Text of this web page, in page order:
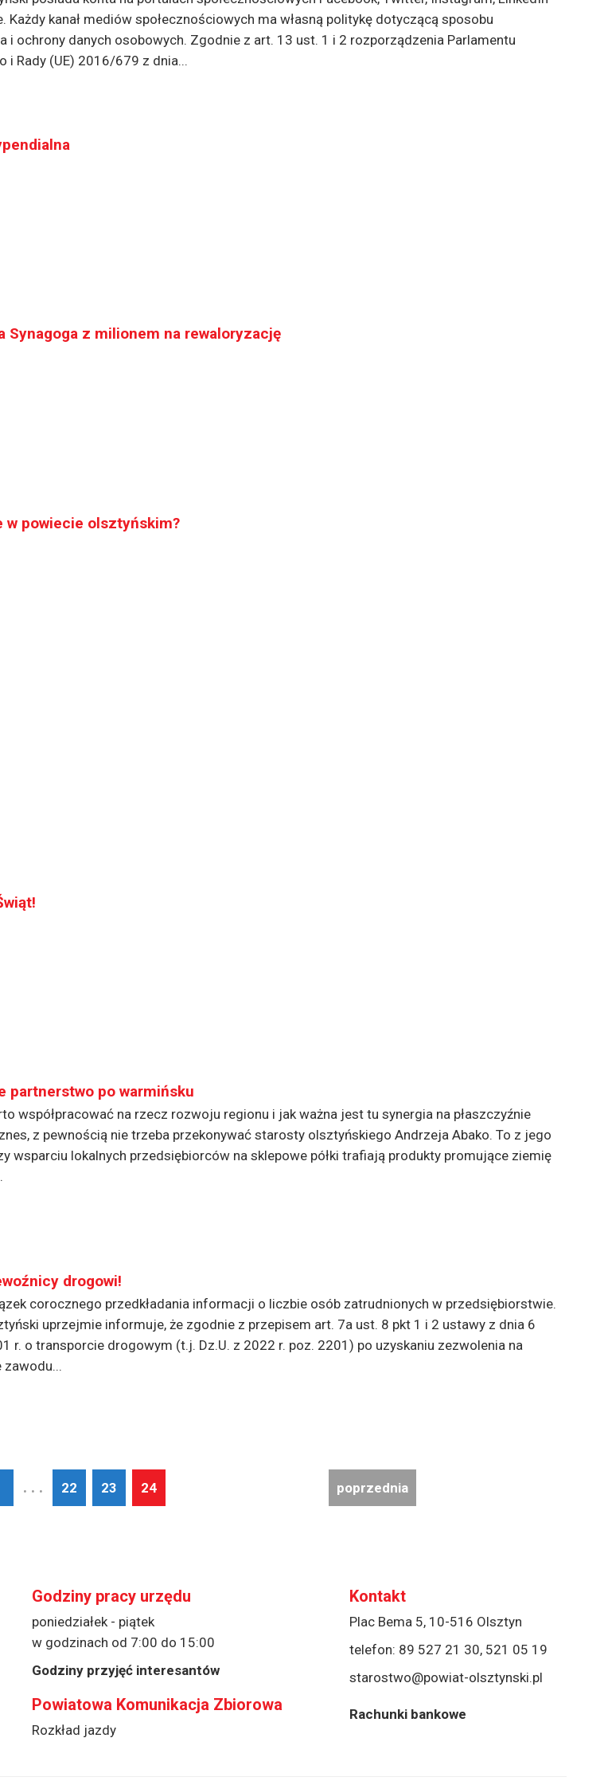
Każdy kanał mediów społecznościowych ma własną politykę dotyczącą sposobu
i ochrony danych osobowych. Zgodnie z art. 13 ust. 1 i 2 rozporządzenia Parlamentu
i Rady (UE) 2016/679 z dnia...
Synagoga z milionem na rewaloryzację
w powiecie olsztyńskim?
partnerstwo po warmińsku
współpracować na rzecz rozwoju regionu i jak ważna jest tu synergia na płaszczyźnie
z pewnością nie trzeba przekonywać starosty olsztyńskiego Andrzeja Abako. To z jego
wsparciu lokalnych przedsiębiorców na sklepowe półki trafiają produkty promujące ziemię
drogowi!
corocznego przedkładania informacji o liczbie osób zatrudnionych w przedsiębiorstwie.
uprzejmie informuje, że zgodnie z przepisem art. 7a ust. 8 pkt 1 i 2 ustawy z dnia 6
r. o transporcie drogowym (t.j. Dz.U. z 2022 r. poz. 2201) po uzyskaniu zezwolenia na
zawodu...
. . . 22 23 24 poprzednia
Kontakt
Plac Bema 5, 10-516 Olsztyn
telefon: 89 527 21 30, 521 05 19
starostwo@powiat-olsztynski.pl
Rachunki bankowe
Godziny pracy urzędu
poniedziałek - piątek
w godzinach od 7:00 do 15:00
Godziny przyjęć interesantów
Powiatowa Komunikacja Zbiorowa
Rozkład jazdy